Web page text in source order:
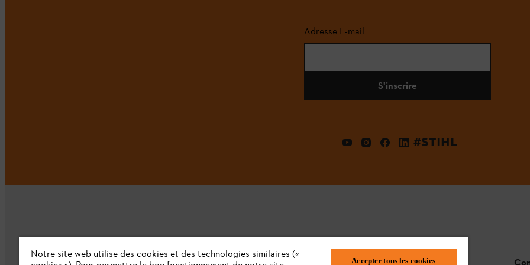
Adresse E-mail
S'inscrire
#STIHL
Notre site web utilise des cookies et des technologies similaires («
Accepter tous les cookies